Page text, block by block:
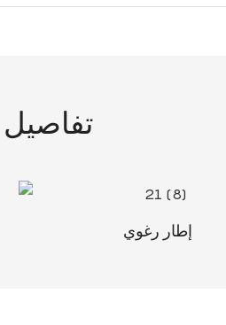
تفاصيل
إطار رغوي